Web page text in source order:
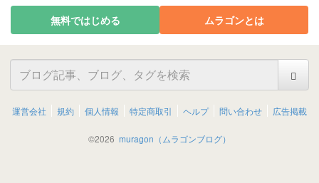
無料ではじめる ムラゴンとは
運営会社 規約 個人情報 特定商取引 ヘルプ 問い合わせ 広告掲載
©2026 muragon（ムラゴンブログ）